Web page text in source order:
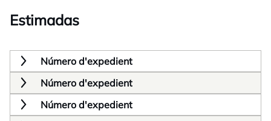
Estimadas
Número d'expedient
Número d'expedient
Número d'expedient